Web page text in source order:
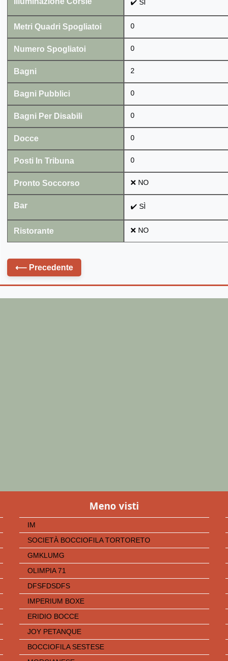
✔️ SÌ
Metri Quadri Spogliatoi 0
Numero Spogliatoi 0
Bagni 2
Bagni Pubblici 0
Bagni Per Disabili 0
Docce 0
Posti In Tribuna 0
Pronto Soccorso ❌ NO
Bar ✔️ SÌ
Ristorante ❌ NO
⟵ Precedente
Meno visti
IM
SOCIETÀ BOCCIOFILA TORTORETO
GMKLUMG
OLIMPIA 71
DFSFDSDFS
IMPERIUM BOXE
ERIDIO BOCCE
JOY PETANQUE
BOCCIOFILA SESTESE